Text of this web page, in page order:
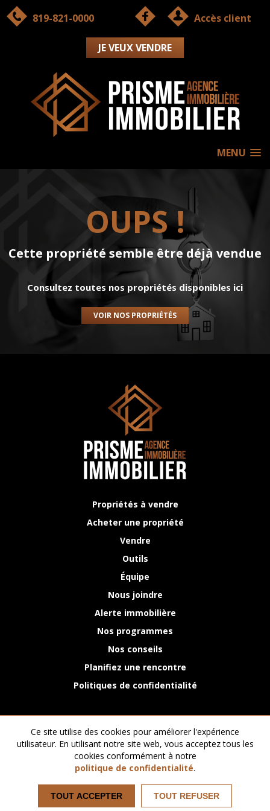
819-821-0000 Accès client
JE VEUX VENDRE
MENU
OUPS !
Cette propriété semble être déjà vendue
Consultez toutes nos propriétés disponibles ici
VOIR NOS PROPRIÉTÉS
Propriétés à vendre
Acheter une propriété
Vendre
Outils
Équipe
Nous joindre
Alerte immobilière
Nos programmes
Nos conseils
Planifiez une rencontre
Politiques de confidentialité
4756, BOULEVARD BOURQUE, LOCAL #203, SHERBROOKE (QUÉBEC)
J1N 2A7
INFO@PRISMEIMMOBILIER.COM
Accès client
Ce site utilise des cookies pour améliorer l'expérience
utilisateur. En utilisant notre site web, vous acceptez tous les
cookies conformément à notre
politique de confidentialité.
TOUT ACCEPTER TOUT REFUSER